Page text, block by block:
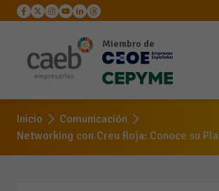
Miembro de
Networking
Roja: Conoce su
Empleo
Inicio
Comunicación
Networking con Creu Roja: Conoce su